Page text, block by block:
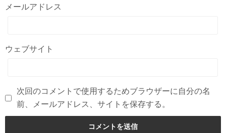
メールアドレス
ウェブサイト
次回のコメントで使用するためブラウザーに自分の名
前、メールアドレス、サイトを保存する。